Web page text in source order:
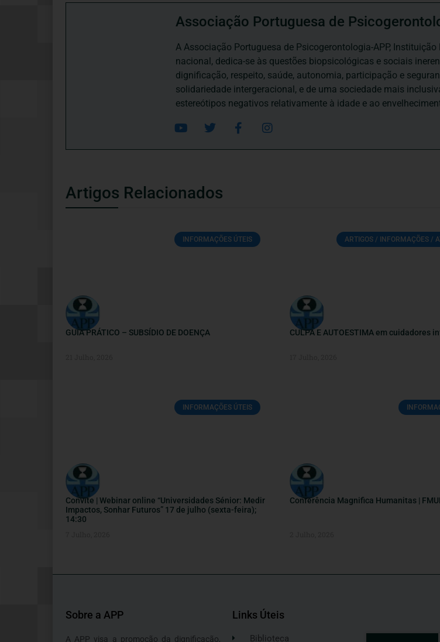
Associação Portuguesa de
A Associação Portuguesa de Psicogerontologia-APP,
nacional, dedica-se às questões biopsicológicas e sociais
dignificação, respeito, saúde, autonomia, participação e
solidariedade intergeracional, e de uma sociedade mais
estereótipos negativos relativamente à idade e ao
Artigos Relacionados
INFORMAÇÕES ÚTEIS
GUIA PRÁTICO – SUBSÍDIO DE DOENÇA
ARTIGOS / INFORMAÇÕES /
CULPA E AUTOESTIMA em cuidadores
INFORMAÇÕES ÚTEIS
Convite | Webinar online “Universidades Sénior: Medir
Impactos, Sonhar Futuros” 17 de julho (sexta-feira);
14:30
Conferência Magnifica Humanitas |
Sobre a APP
A APP visa a promoção da dignificação,
Links Úteis
Biblioteca